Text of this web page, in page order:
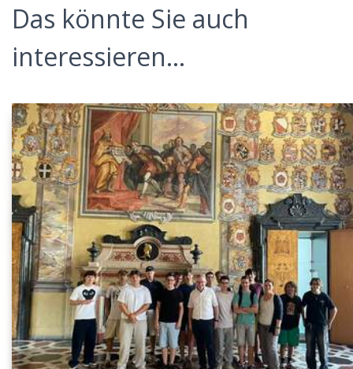
Das könnte Sie auch
interessieren...